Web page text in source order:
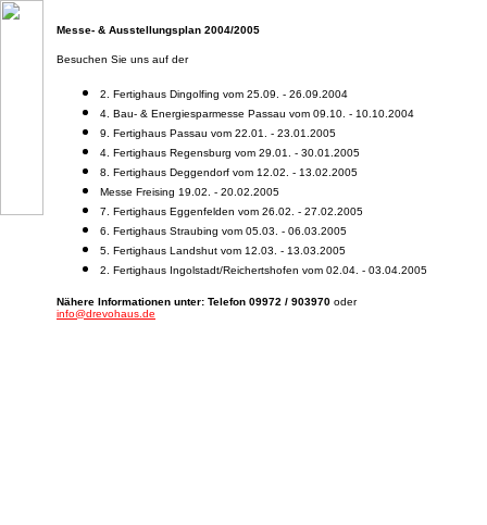
Messe- & Ausstellungsplan 2004/2005
Besuchen Sie uns auf der
2. Fertighaus Dingolfing vom 25.09. - 26.09.2004
4. Bau- & Energiesparmesse Passau vom 09.10. - 10.10.2004
9. Fertighaus Passau vom 22.01. - 23.01.2005
4. Fertighaus Regensburg vom 29.01. - 30.01.2005
8. Fertighaus Deggendorf vom 12.02. - 13.02.2005
Messe Freising 19.02. - 20.02.2005
7. Fertighaus Eggenfelden vom 26.02. - 27.02.2005
6. Fertighaus Straubing vom 05.03. - 06.03.2005
5. Fertighaus Landshut vom 12.03. - 13.03.2005
2. Fertighaus Ingolstadt/Reichertshofen vom 02.04. - 03.04.2005
Nähere Informationen unter: Telefon 09972 / 903970 oder
info@drevohaus.de